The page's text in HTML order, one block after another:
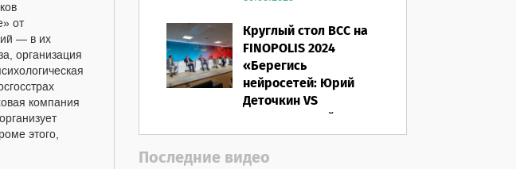
от
— в их
организация
компания
этого,
Круглый стол ВСС на
FINOPOLIS 2024
«Берегись
нейросетей: Юрий
Деточкин VS
искусственный
интеллект»
12.11.2024
Последние видео